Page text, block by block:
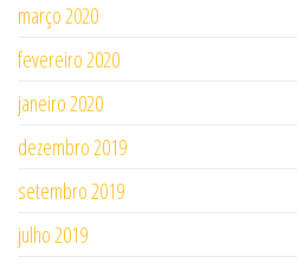
março 2020
fevereiro 2020
janeiro 2020
dezembro 2019
setembro 2019
julho 2019